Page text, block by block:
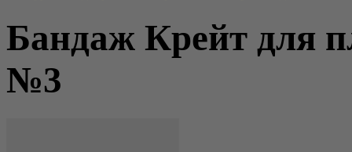
Бандаж Крейт для
№3